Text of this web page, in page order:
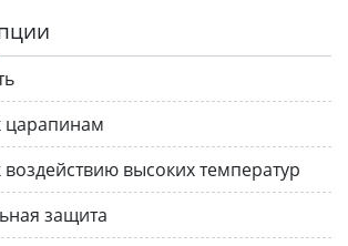
царапинам
воздействию высоких температур
защита